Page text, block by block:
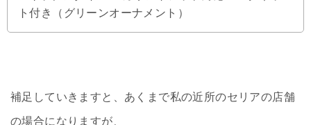
ト付き（グリーンオーナメント）
補足していきますと、あくまで私の近所のセリアの店舗
の場合になりますが、